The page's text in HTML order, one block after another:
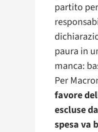
partito
paura in
manca:
Per
favore
escluse
spesa va